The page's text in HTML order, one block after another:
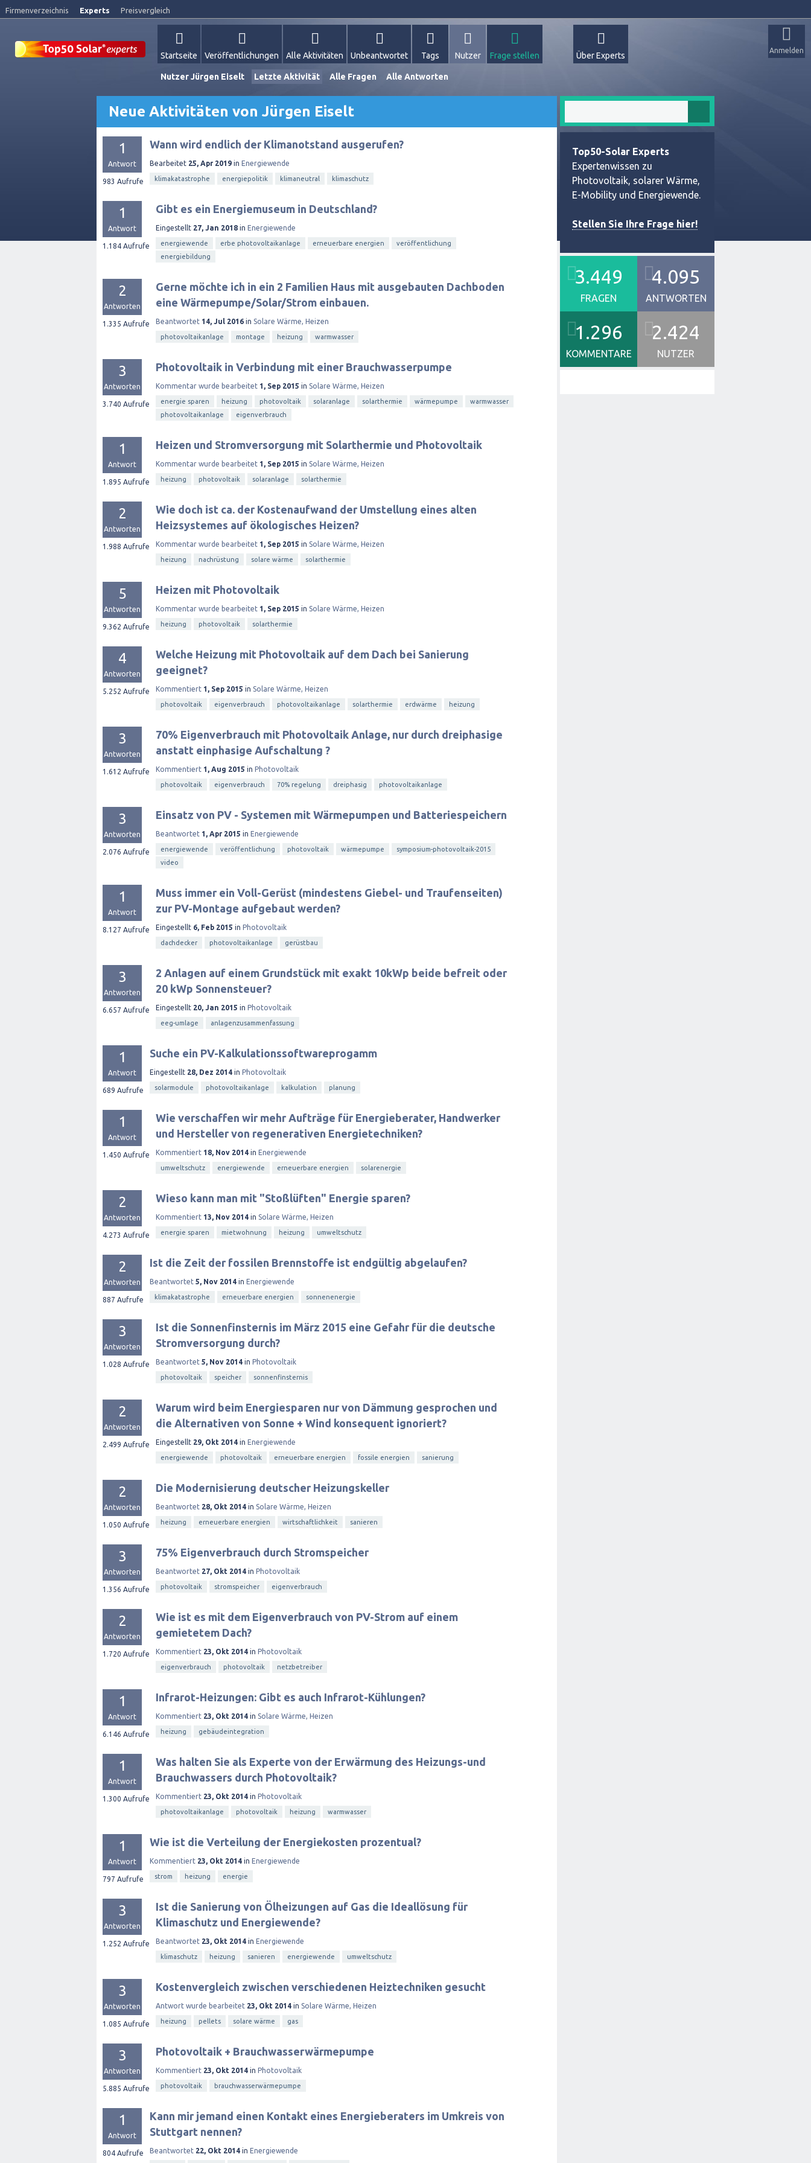
Firmenverzeichnis Experts Preisvergleich
Anmelden
Startseite Veröffentlichungen Alle Aktivitäten Unbeantwortet Tags Nutzer Frage stellen Über Experts
Nutzer Jürgen Eiselt Letzte Aktivität Alle Fragen Alle Antworten
Neue Aktivitäten von Jürgen Eiselt
1
Antwort
983 Aufrufe
Wann wird endlich der Klimanotstand ausgerufen?
Bearbeitet 25, Apr 2019 in Energiewende
klimakatastrophe energiepolitik klimaneutral klimaschutz
1
Antwort
1.184 Aufrufe
Gibt es ein Energiemuseum in Deutschland?
Eingestellt 27, Jan 2018 in Energiewende
energiewende erbe photovoltaikanlage erneuerbare energien
veröffentlichung
energiebildung
2
Antworten
1.335 Aufrufe
Gerne möchte ich in ein 2 Familien Haus mit ausgebauten Dachboden
eine Wärmepumpe/Solar/Strom einbauen.
Beantwortet 14, Jul 2016 in Solare Wärme, Heizen
photovoltaikanlage montage heizung warmwasser
3
Antworten
3.740 Aufrufe
Photovoltaik in Verbindung mit einer Brauchwasserpumpe
Kommentar wurde bearbeitet 1, Sep 2015 in Solare Wärme, Heizen
energie sparen heizung photovoltaik solaranlage solarthermie wärmepumpe
warmwasser
photovoltaikanlage
eigenverbrauch
1
Antwort
1.895 Aufrufe
Heizen und Stromversorgung mit Solarthermie und Photovoltaik
Kommentar wurde bearbeitet 1, Sep 2015 in Solare Wärme, Heizen
heizung photovoltaik solaranlage solarthermie
2
Antworten
1.988 Aufrufe
Wie doch ist ca. der Kostenaufwand der Umstellung eines alten
Heizsystemes auf ökologisches Heizen?
Kommentar wurde bearbeitet 1, Sep 2015 in Solare Wärme, Heizen
heizung nachrüstung solare wärme solarthermie
5
Antworten
9.362 Aufrufe
Heizen mit Photovoltaik
Kommentar wurde bearbeitet 1, Sep 2015 in Solare Wärme, Heizen
heizung photovoltaik solarthermie
4
Antworten
5.252 Aufrufe
Welche Heizung mit Photovoltaik auf dem Dach bei Sanierung
geeignet?
Kommentiert 1, Sep 2015 in Solare Wärme, Heizen
photovoltaik eigenverbrauch photovoltaikanlage solarthermie erdwärme heizung
3
Antworten
1.612 Aufrufe
70% Eigenverbrauch mit Photovoltaik Anlage, nur durch dreiphasige
anstatt einphasige Aufschaltung ?
Kommentiert 1, Aug 2015 in Photovoltaik
photovoltaik eigenverbrauch 70% regelung dreiphasig photovoltaikanlage
3
Antworten
2.076 Aufrufe
Einsatz von PV - Systemen mit Wärmepumpen und Batteriespeichern
Beantwortet 1, Apr 2015 in Energiewende
energiewende veröffentlichung photovoltaik wärmepumpe
symposium-photovoltaik-2015
video
1
Antwort
8.127 Aufrufe
Muss immer ein Voll-Gerüst (mindestens Giebel- und Traufenseiten)
zur PV-Montage aufgebaut werden?
Eingestellt 6, Feb 2015 in Photovoltaik
dachdecker photovoltaikanlage gerüstbau
3
Antworten
6.657 Aufrufe
2 Anlagen auf einem Grundstück mit exakt 10kWp beide befreit oder
20 kWp Sonnensteuer?
Eingestellt 20, Jan 2015 in Photovoltaik
eeg-umlage anlagenzusammenfassung
1
Antwort
689 Aufrufe
Suche ein PV-Kalkulationssoftwareprogamm
Eingestellt 28, Dez 2014 in Photovoltaik
solarmodule photovoltaikanlage kalkulation planung
1
Antwort
1.450 Aufrufe
Wie verschaffen wir mehr Aufträge für Energieberater, Handwerker
und Hersteller von regenerativen Energietechniken?
Kommentiert 18, Nov 2014 in Energiewende
umweltschutz energiewende erneuerbare energien solarenergie
2
Antworten
4.273 Aufrufe
Wieso kann man mit "Stoßlüften" Energie sparen?
Kommentiert 13, Nov 2014 in Solare Wärme, Heizen
energie sparen mietwohnung heizung umweltschutz
2
Antworten
887 Aufrufe
Ist die Zeit der fossilen Brennstoffe ist endgültig abgelaufen?
Beantwortet 5, Nov 2014 in Energiewende
klimakatastrophe erneuerbare energien sonnenenergie
3
Antworten
1.028 Aufrufe
Ist die Sonnenfinsternis im März 2015 eine Gefahr für die deutsche
Stromversorgung durch?
Beantwortet 5, Nov 2014 in Photovoltaik
photovoltaik speicher sonnenfinsternis
2
Antworten
2.499 Aufrufe
Warum wird beim Energiesparen nur von Dämmung gesprochen und
die Alternativen von Sonne + Wind konsequent ignoriert?
Eingestellt 29, Okt 2014 in Energiewende
energiewende photovoltaik erneuerbare energien fossile energien sanierung
2
Antworten
1.050 Aufrufe
Die Modernisierung deutscher Heizungskeller
Beantwortet 28, Okt 2014 in Solare Wärme, Heizen
heizung erneuerbare energien wirtschaftlichkeit sanieren
3
Antworten
1.356 Aufrufe
75% Eigenverbrauch durch Stromspeicher
Beantwortet 27, Okt 2014 in Photovoltaik
photovoltaik stromspeicher eigenverbrauch
2
Antworten
1.720 Aufrufe
Wie ist es mit dem Eigenverbrauch von PV-Strom auf einem
gemietetem Dach?
Kommentiert 23, Okt 2014 in Photovoltaik
eigenverbrauch photovoltaik netzbetreiber
1
Antwort
6.146 Aufrufe
Infrarot-Heizungen: Gibt es auch Infrarot-Kühlungen?
Kommentiert 23, Okt 2014 in Solare Wärme, Heizen
heizung gebäudeintegration
1
Antwort
1.300 Aufrufe
Was halten Sie als Experte von der Erwärmung des Heizungs-und
Brauchwassers durch Photovoltaik?
Kommentiert 23, Okt 2014 in Photovoltaik
photovoltaikanlage photovoltaik heizung warmwasser
1
Antwort
797 Aufrufe
Wie ist die Verteilung der Energiekosten prozentual?
Kommentiert 23, Okt 2014 in Energiewende
strom heizung energie
3
Antworten
1.252 Aufrufe
Ist die Sanierung von Ölheizungen auf Gas die Ideallösung für
Klimaschutz und Energiewende?
Beantwortet 23, Okt 2014 in Energiewende
klimaschutz heizung sanieren energiewende umweltschutz
3
Antworten
1.085 Aufrufe
Kostenvergleich zwischen verschiedenen Heiztechniken gesucht
Antwort wurde bearbeitet 23, Okt 2014 in Solare Wärme, Heizen
heizung pellets solare wärme gas
3
Antworten
5.885 Aufrufe
Photovoltaik + Brauchwasserwärmepumpe
Kommentiert 23, Okt 2014 in Photovoltaik
photovoltaik brauchwasserwärmepumpe
1
Antwort
804 Aufrufe
Kann mir jemand einen Kontakt eines Energieberaters im Umkreis von
Stuttgart nennen?
Beantwortet 22, Okt 2014 in Energiewende
Top50-Solar Experts
Expertenwissen zu
Photovoltaik, solarer Wärme,
E-Mobility und Energiewende.
Stellen Sie Ihre Frage hier!
3.449
FRAGEN
4.095
ANTWORTEN
1.296
KOMMENTARE
2.424
NUTZER